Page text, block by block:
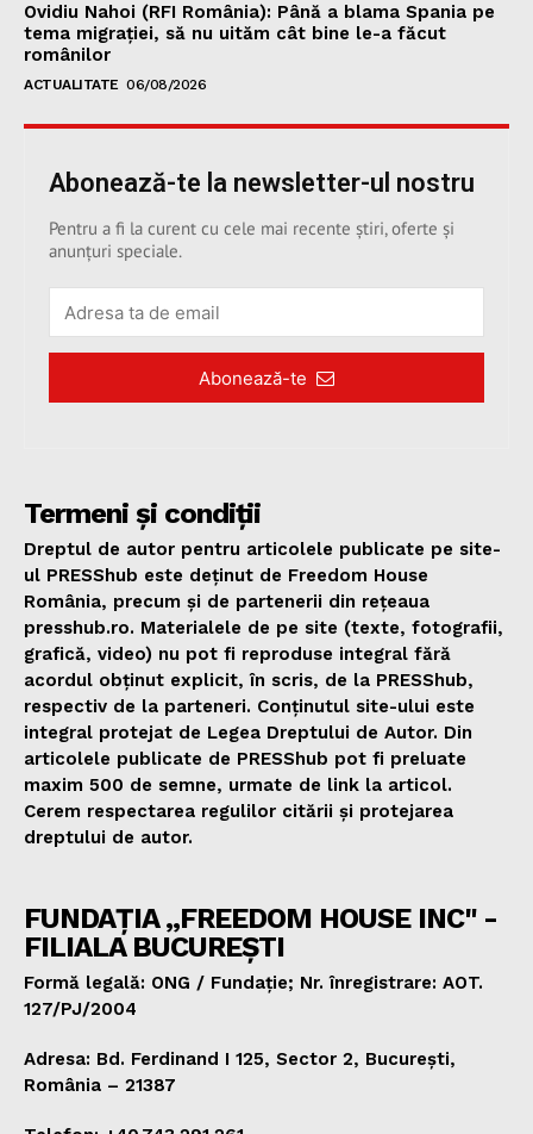
Ovidiu Nahoi (RFI România): Până a blama Spania pe
tema migrației, să nu uităm cât bine le-a făcut
românilor
ACTUALITATE 06/08/2026
Abonează-te la newsletter-ul nostru
Pentru a fi la curent cu cele mai recente știri, oferte și
anunțuri speciale.
Abonează-te
Termeni și condiții
Dreptul de autor pentru articolele publicate pe site-
ul PRESShub este deținut de Freedom House
România, precum și de partenerii din rețeaua
presshub.ro. Materialele de pe site (texte, fotografii,
grafică, video) nu pot fi reproduse integral fără
acordul obținut explicit, în scris, de la PRESShub,
respectiv de la parteneri. Conținutul site-ului este
integral protejat de Legea Dreptului de Autor. Din
articolele publicate de PRESShub pot fi preluate
maxim 500 de semne, urmate de link la articol.
Cerem respectarea regulilor citării și protejarea
dreptului de autor.
FUNDAȚIA „FREEDOM HOUSE INC" -
FILIALA BUCUREȘTI
Formă legală: ONG / Fundație; Nr. înregistrare: AOT.
127/PJ/2004
Adresa: Bd. Ferdinand I 125, Sector 2, București,
România – 21387